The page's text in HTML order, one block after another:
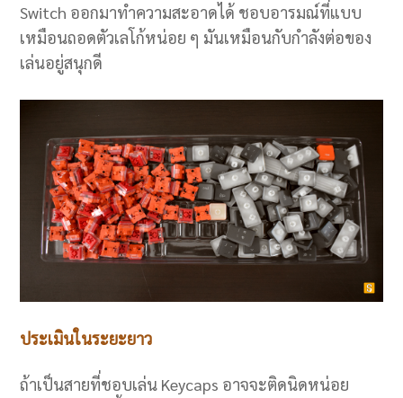
Switch ออกมาทำความสะอาดได้ ชอบอารมณ์ที่แบบ
เหมือนถอดตัวเลโก้หน่อย ๆ มันเหมือนกับกำลังต่อของ
เล่นอยู่สนุกดี
ประเมินในระยะยาว
ถ้าเป็นสายที่ชอบเล่น Keycaps อาจจะติดนิดหน่อย